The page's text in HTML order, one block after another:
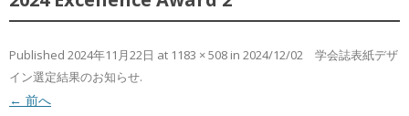
Published 2024年11月22日 at 1183 × 508 in 2024/12/02 学会誌表紙デザ
イン選定結果のお知らせ.
← 前へ